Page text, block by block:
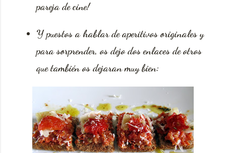
pareja de cine!
Y puestos a hablar de aperitivos originales y
para sorprender, os dejo dos enlaces de otros
que también os dejaran muy bien: